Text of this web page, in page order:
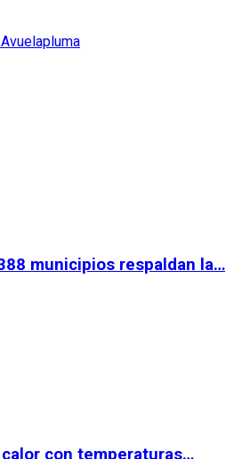
Avuelapluma
municipios respaldan la…
con temperaturas…